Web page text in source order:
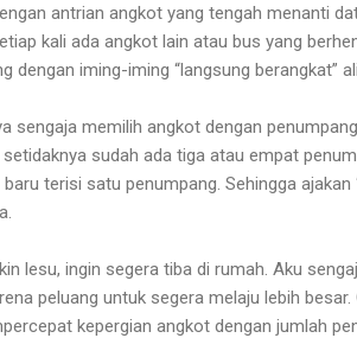
antrian angkot yang tengah menanti
kali ada angkot lain atau bus yang
dengan iming-iming “langsung berangkat”
sengaja memilih angkot dengan
sudah ada tiga atau empat
terisi satu penumpang. Sehingga
lesu, ingin segera tiba di rumah. Aku
peluang untuk segera melaju lebih
kepergian angkot dengan jumlah